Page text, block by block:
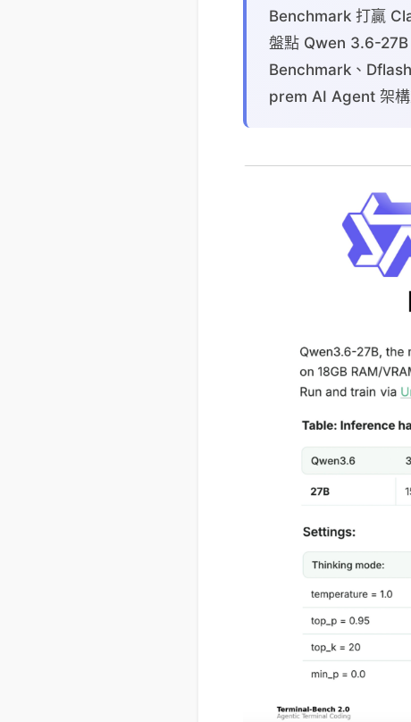
Benchmark 打贏
盤點 Qwen 3.6-
Benchmark、
prem AI Agent 架構